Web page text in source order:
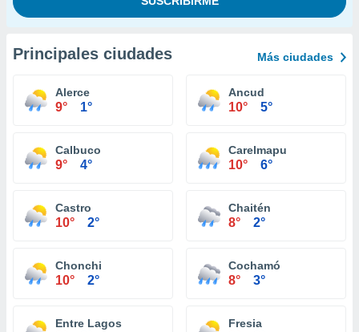
Principales ciudades Más ciudades
Alerce
9° 1°
Ancud
10° 5°
Calbuco
9° 4°
Carelmapu
10° 6°
Castro
10° 2°
Chaitén
8° 2°
Chonchi
10° 2°
Cochamó
8° 3°
Entre Lagos Fresia